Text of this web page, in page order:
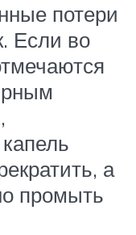
потери
Если во
а
промыть